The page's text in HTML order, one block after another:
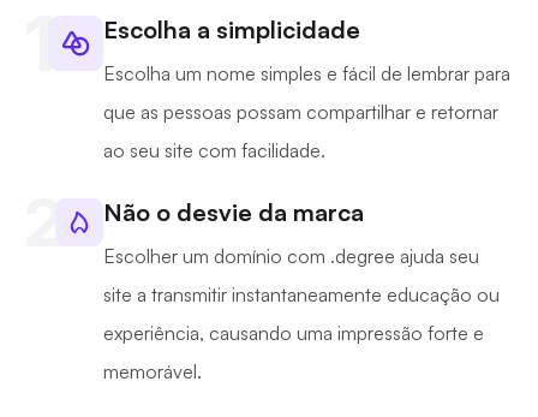
Escolha a simplicidade
Escolha um nome simples e fácil de lembrar para
que as pessoas possam compartilhar e retornar
ao seu site com facilidade.
Não o desvie da marca
Escolher um domínio com .degree ajuda seu
site a transmitir instantaneamente educação ou
experiência, causando uma impressão forte e
memorável.